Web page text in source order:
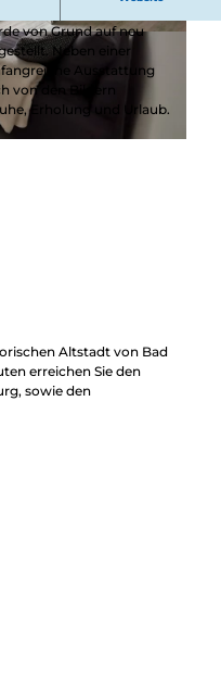
Trapp, Ferienwohnung Trapp
von Grund auf neu
Neben einer
Ausstattung
von den Bildern
Erholung und Urlaub.
Altstadt von Bad
erreichen Sie den
sowie den